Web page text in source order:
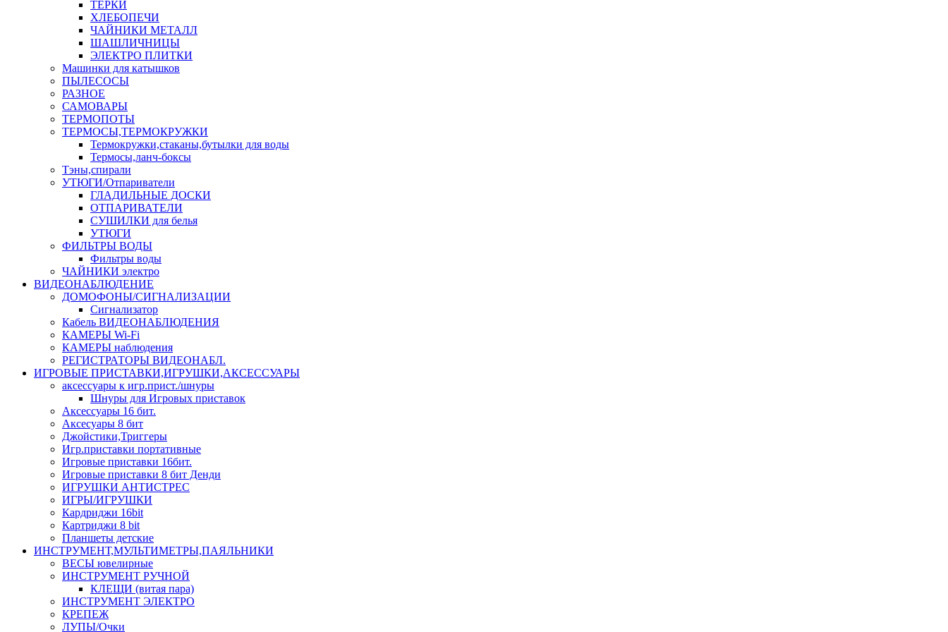
ТЕРКИ
ХЛЕБОПЕЧИ
ЧАЙНИКИ МЕТАЛЛ
ШАШЛИЧНИЦЫ
ЭЛЕКТРО ПЛИТКИ
Машинки для катышков
ПЫЛЕСОСЫ
РАЗНОЕ
САМОВАРЫ
ТЕРМОПОТЫ
ТЕРМОСЫ,ТЕРМОКРУЖКИ
Термокружки,стаканы,бутылки для воды
Термосы,ланч-боксы
Тэны,спирали
УТЮГИ/Отпариватели
ГЛАДИЛЬНЫЕ ДОСКИ
ОТПАРИВАТЕЛИ
СУШИЛКИ для белья
УТЮГИ
ФИЛЬТРЫ ВОДЫ
Фильтры воды
ЧАЙНИКИ электро
ВИДЕОНАБЛЮДЕНИЕ
ДОМОФОНЫ/СИГНАЛИЗАЦИИ
Сигнализатор
Кабель ВИДЕОНАБЛЮДЕНИЯ
КАМЕРЫ Wi-Fi
КАМЕРЫ наблюдения
РЕГИСТРАТОРЫ ВИДЕОНАБЛ.
ИГРОВЫЕ ПРИСТАВКИ,ИГРУШКИ,АКСЕССУАРЫ
аксесcуары к игр.прист./шнуры
Шнуры для Игровых приставок
Аксессуары 16 бит.
Аксесуары 8 бит
Джойстики,Триггеры
Игр.приставки портативные
Игровые приставки 16бит.
Игровые приставки 8 бит Денди
ИГРУШКИ АНТИСТРЕС
ИГРЫ/ИГРУШКИ
Кардриджи 16bit
Картриджи 8 bit
Планшеты детские
ИНСТРУМЕНТ,МУЛЬТИМЕТРЫ,ПАЯЛЬНИКИ
ВЕСЫ ювелирные
ИНСТРУМЕНТ РУЧНОЙ
КЛЕЩИ (витая пара)
ИНСТРУМЕНТ ЭЛЕКТРО
КРЕПЕЖ
ЛУПЫ/Очки